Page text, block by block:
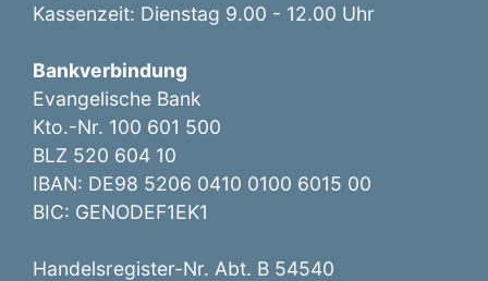
Kassenzeit: Dienstag 9.00 - 12.00 Uhr
Bankverbindung
Evangelische Bank
Kto.-Nr. 100 601 500
BLZ 520 604 10
IBAN: DE98 5206 0410 0100 6015 00
BIC: GENODEF1EK1
Handelsregister-Nr. Abt. B 54540